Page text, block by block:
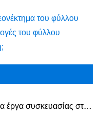
του φύλλου
του φύλλου
έργα συσκευασίας στον